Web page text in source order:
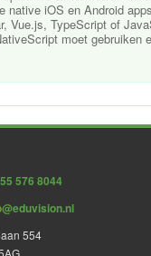
native iOS en Android
Vue.js, TypeScript of
moet gebruiken
576 8044
554